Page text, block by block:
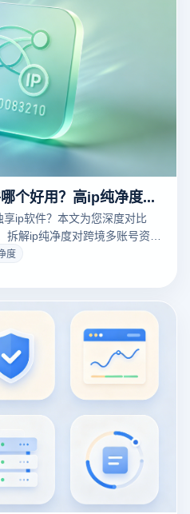
行业评测：独享ip软件哪个好用？高ip纯净度跨境网络与指纹浏览器协同方案
ip软件？本文为您深度对比
解ip纯净度对跨境多账号资产
器，详解如何从网络层与硬件
联安全屏障，规避平台AI风控
度